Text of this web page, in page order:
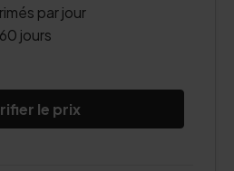
par jour
60 jours
le prix